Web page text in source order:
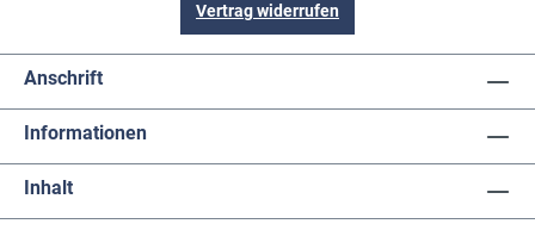
Vertrag widerrufen
Anschrift
Informationen
Inhalt